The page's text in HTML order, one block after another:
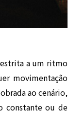
a um ritmo
movimentação
ao cenário,
constante ou de